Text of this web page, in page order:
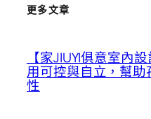
更多文章
【家JIUYI俱意室內
用可控與自立，幫
性